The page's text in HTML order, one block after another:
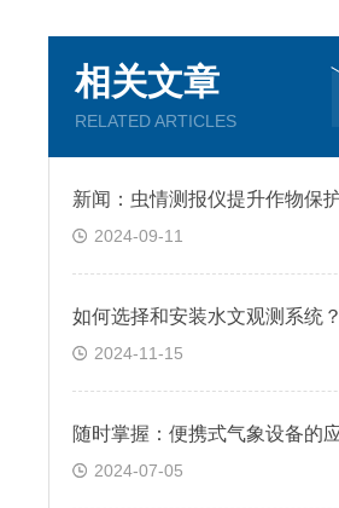
相关文章
RELATED ARTICLES
2024-09-11
如何选择和安装水文观测系统？
2024-11-15
2024-07-05